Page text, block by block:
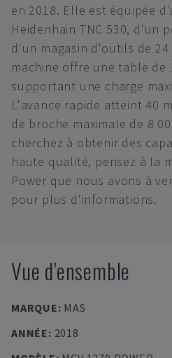
en 2018. Elle est équipée
Heidenhain TNC 530, d'un
d'un magasin d'outils de
machine offre une table de
supportant une charge
L'avance rapide atteint 40
de broche maximale de 8
cherchez à obtenir des
haute qualité, pensez à la
Power que nous avons à
pour plus d'informations.
Vue d'ensemble
MARQUE: MAS
ANNÉE: 2018